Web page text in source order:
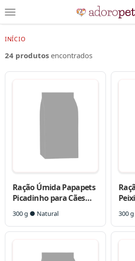
INÍCIO
24 produtos encontrados
Ração Úmida Papapets
Picadinho para Cães
Adultos
300 g ● Natural 300